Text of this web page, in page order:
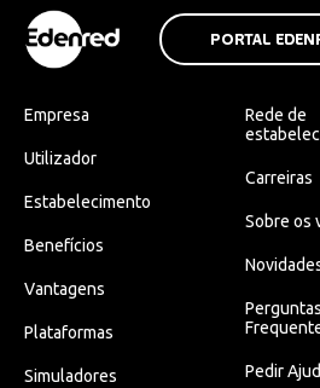
PORTAL
Empresa
Utilizador
Estabelecimento
Benefícios
Vantagens
Plataformas
Simuladores
Rede de
Carreiras
Sobre os
Perguntas
Pedir